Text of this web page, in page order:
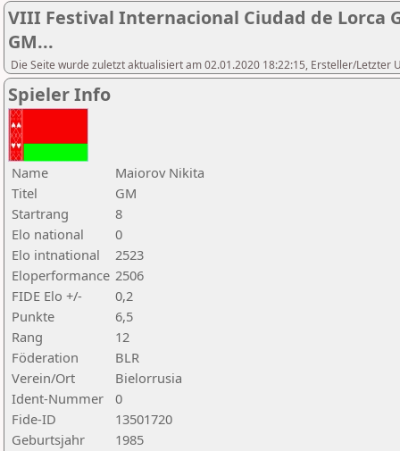
VIII Festival Internacional Ciudad de Lorca
GM...
Die Seite wurde zuletzt aktualisiert am 02.01.2020 18:22:15, Ersteller/Letzter
Spieler Info
Name
Maiorov Nikita
Titel
GM
Startrang
8
Elo national
0
Elo intnational
2523
Eloperformance 2506
FIDE Elo +/-
0,2
Punkte
6,5
Rang
12
Föderation
BLR
Verein/Ort
Bielorrusia
Ident-Nummer
0
Fide-ID
13501720
Geburtsjahr
1985